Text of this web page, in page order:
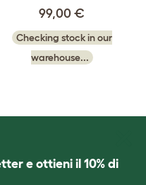
99,00 €
Checking stock in our
warehouse...
e ottieni il 10% di